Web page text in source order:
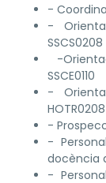
-
-
SSCS0208
-
SSCE0110
-
-
-
docència
-